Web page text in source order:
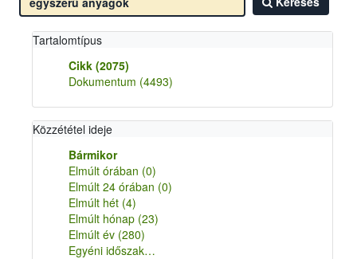
Tartalomtípus
Cikk (2075)
Dokumentum (4493)
Közzététel ideje
Bármikor
Elmúlt órában (0)
Elmúlt 24 órában (0)
Elmúlt hét (4)
Elmúlt hónap (23)
Elmúlt év (280)
Egyéni időszak…